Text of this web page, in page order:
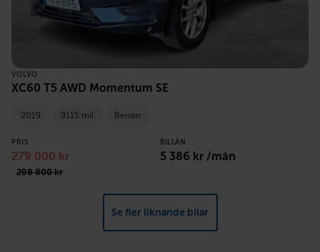
VOLVO
XC60 T5 AWD Momentum SE
2019 9115 mil Bensin
PRIS
279 000 kr
298 800 kr
BILLÅN
5 386 kr /mån
Se fler liknande bilar